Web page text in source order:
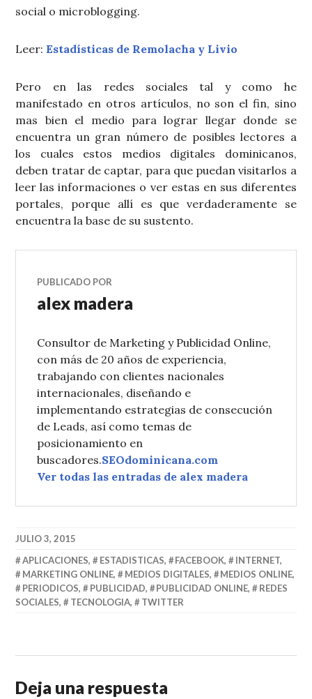
social o microblogging.
Leer:Estadísticas de Remolacha y Livio
Pero en las redes sociales tal y como he
manifestado en otros artículos, no son el fin, sino
mas bien el medio para lograr llegar donde se
encuentra un gran número de posibles lectores a
los cuales estos medios digitales dominicanos,
deben tratar de captar, para que puedan visitarlos a
leer las informaciones o ver estas en sus diferentes
portales, porque allí es que verdaderamente se
encuentra la base de su sustento.
PUBLICADO POR
alex madera
Consultor de Marketing y Publicidad Online,
con más de 20 años de experiencia,
trabajando con clientes nacionales
internacionales, diseñando e
implementando estrategias de consecución
de Leads, así como temas de
posicionamiento en
buscadores.SEOdominicana.com
Ver todas las entradas de alex madera
JULIO 3, 2015
APLICACIONES, ESTADISTICAS, FACEBOOK, INTERNET,
MARKETING ONLINE, MEDIOS DIGITALES, MEDIOS ONLINE,
PERIODICOS, PUBLICIDAD, PUBLICIDAD ONLINE,
REDES
SOCIALES, TECNOLOGIA, TWITTER
Deja una respuesta